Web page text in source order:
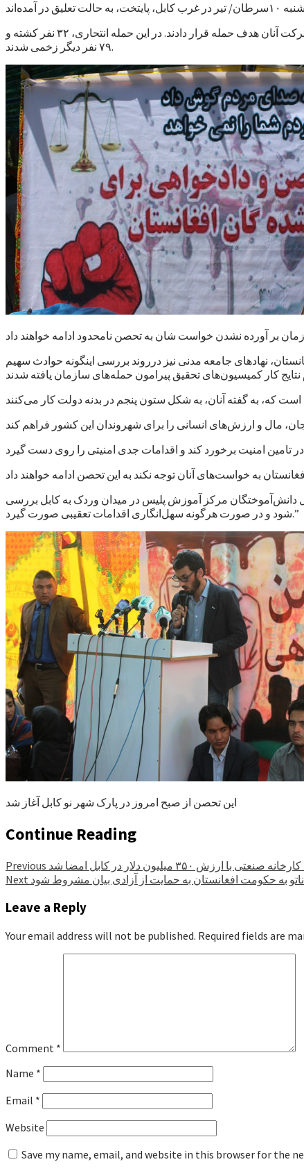
در این حمله، دو حمله کننده انتحاری نیروهای پلیس را که از مرکز آموزش پلیس در ولایت میدان‌وردک با ۵ اتوبوس عازم کابل بودند، در مسیر حرکت آنان هدف حمله قرار دادند. در این حمله انتحاری، ۳۲ نفر کشته و
۷۹ نفر دیگر زخمی شدند.
زمان بر آورده نشدن خواست شان به تحصن نامحدود ادامه خواهند داد
نهادهای جامعه مدنی نیز درروند بررسی اینگونه حوادث سهیم
دانش‌آموختگان مرکز آموزش پلیس در میدان وردک به کابل بررسی
شود و در صورت هرگونه سهل‌انگاری اقدامات تعقیبی صورت گیرد.”
این تحصن از صبح امروز در پارک شهر نو کابل آغاز شد
Continue Reading
Previous
Next به حکومت افغانستان به حمایت از آزادی بیان مشروط شود
Leave a Reply
Your email address will not be published. Required fields are
Comment *
Name *
Email *
Website
Save my name, email, and website in this browser for the